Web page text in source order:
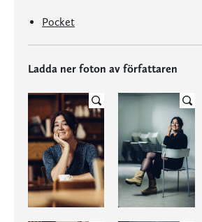
Pocket
Ladda ner foton av författaren